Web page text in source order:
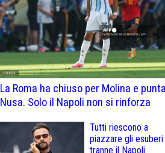
La Roma ha chiuso per Molina e punta
Nusa. Solo il Napoli non si rinforza
Tutti riescono a
piazzare gli esuberi
tranne il Napoli